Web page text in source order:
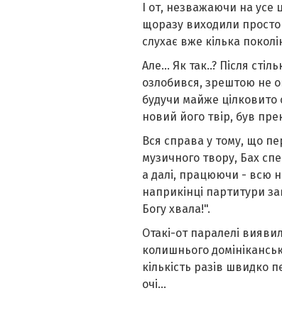
І от, незважаючи на усе
щоразу виходили просто
слухає вже кілька
Але... Як так..? Після
озлобився, зрештою не
будучи майже
новий його твір, був
Вся справа у тому, що
музичного твору, Бах
а далі, працюючи - всю
наприкінці партитури
Богу хвала!".
Отакі-от паралелі
колишнього
кількість разів швидко
очі...